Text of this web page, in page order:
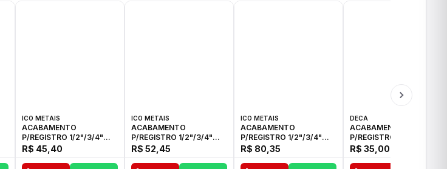
ICO METAIS
ACABAMENTO
P/REGISTRO 1/2"/3/4"
1416 ACB 33 E ICO
R$ 45,40
ICO METAIS
ACABAMENTO
P/REGISTRO 1/2"/3/4"
1416 C-50 ICO
R$ 52,45
ICO METAIS
ACABAMENTO
P/REGISTRO 1/2"/3/4"
ACB CS ALV E ICO
R$ 80,35
DECA
ACABAMENTO
P/REGISTRO 1/2"/3/4" C-
35 DECA
R$ 35,00